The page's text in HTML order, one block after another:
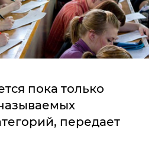
пока только
передает